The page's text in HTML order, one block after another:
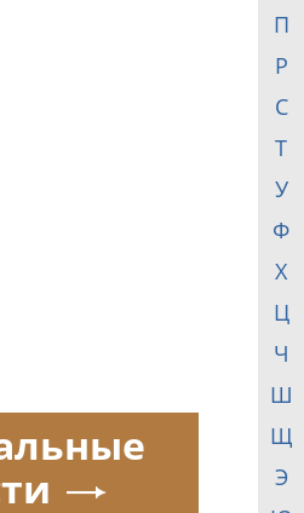
П
Р
С
Т
У
Ф
Х
Ц
Ч
Ш
Щ
Э